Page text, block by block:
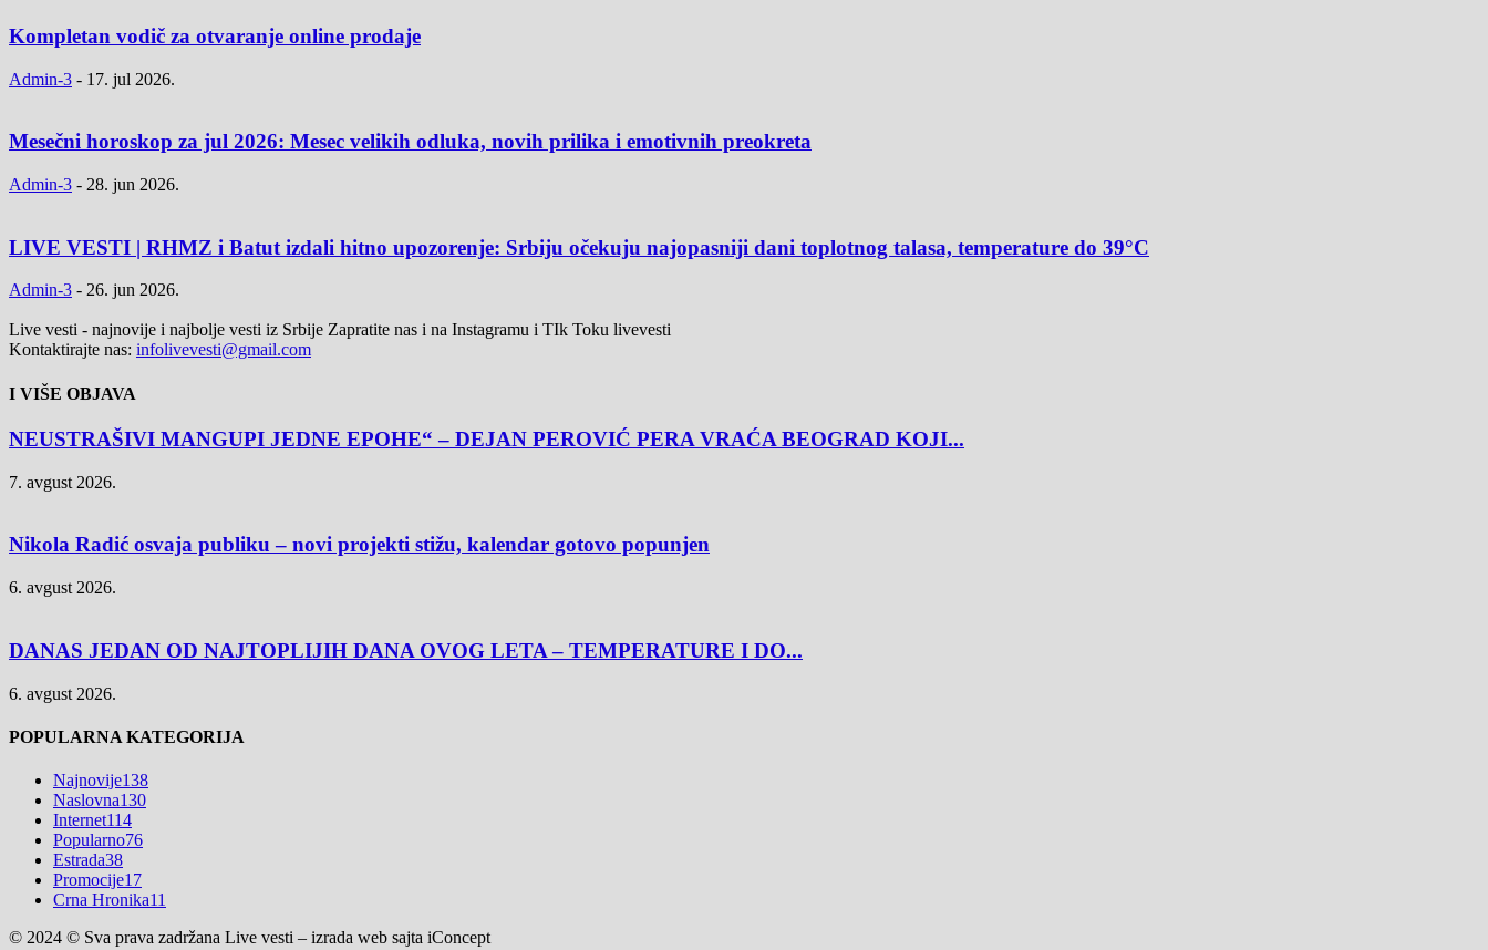
Kompletan vodič za otvaranje online prodaje
Admin-3 - 17. jul 2026.
Mesečni horoskop za jul 2026: Mesec velikih odluka, novih prilika i emotivnih preokreta
Admin-3 - 28. jun 2026.
LIVE VESTI | RHMZ i Batut izdali hitno upozorenje: Srbiju očekuju najopasniji dani toplotnog talasa, temperature do 39°C
Admin-3 - 26. jun 2026.
Live vesti - najnovije i najbolje vesti iz Srbije Zapratite nas i na Instagramu i TIk Toku livevesti
Kontaktirajte nas: infolivevesti@gmail.com
I VIŠE OBJAVA
NEUSTRAŠIVI MANGUPI JEDNE EPOHE“ – DEJAN PEROVIĆ PERA VRAĆA BEOGRAD KOJI...
7. avgust 2026.
Nikola Radić osvaja publiku – novi projekti stižu, kalendar gotovo popunjen
6. avgust 2026.
DANAS JEDAN OD NAJTOPLIJIH DANA OVOG LETA – TEMPERATURE I DO...
6. avgust 2026.
POPULARNA KATEGORIJA
Najnovije138
Naslovna130
Internet114
Popularno76
Estrada38
Promocije17
Crna Hronika11
© 2024 © Sva prava zadržana Live vesti – izrada web sajta iConcept